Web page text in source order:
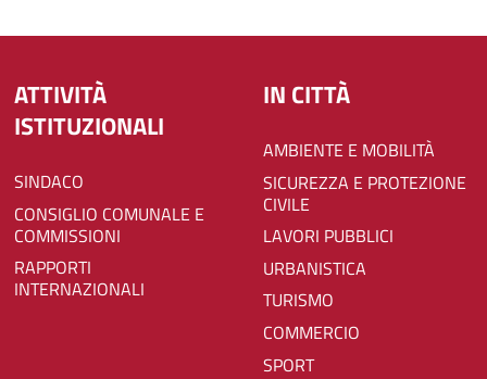
ATTIVITÀ
ISTITUZIONALI
SINDACO
CONSIGLIO COMUNALE E
COMMISSIONI
RAPPORTI
INTERNAZIONALI
IN CITTÀ
AMBIENTE E MOBILITÀ
SICUREZZA E PROTEZIONE
CIVILE
LAVORI PUBBLICI
URBANISTICA
TURISMO
COMMERCIO
SPORT